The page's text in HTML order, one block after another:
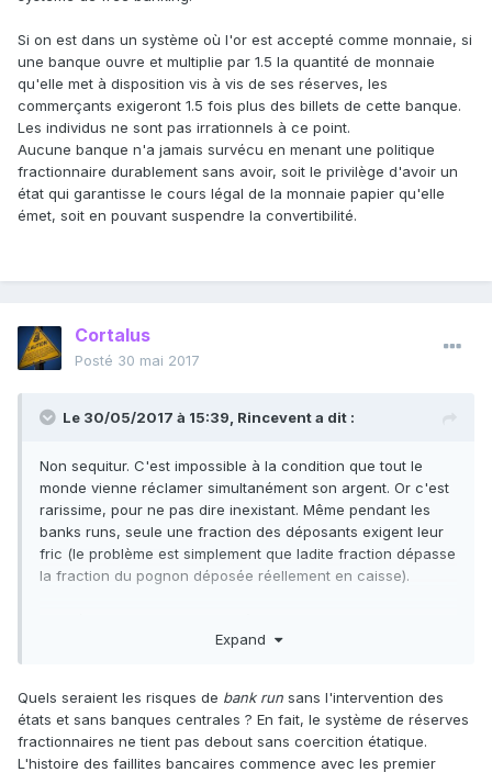
Si on est dans un système où l'or est accepté comme monnaie, si
une banque ouvre et multiplie par 1.5 la quantité de monnaie
qu'elle met à disposition vis à vis de ses réserves, les
commerçants exigeront 1.5 fois plus des billets de cette banque.
Les individus ne sont pas irrationnels à ce point.
Aucune banque n'a jamais survécu en menant une politique
fractionnaire durablement sans avoir, soit le privilège d'avoir un
état qui garantisse le cours légal de la monnaie papier qu'elle
émet, soit en pouvant suspendre la convertibilité.
Cortalus
Posté 30 mai 2017
Le 30/05/2017 à 15:39, Rinceventa dit :
Non sequitur. C'est impossible à la condition que tout le
monde vienne réclamer simultanément son argent. Or c'est
rarissime, pour ne pas dire inexistant. Même pendant les
banks runs, seule une fraction des déposants exigent leur
fric (le problème est simplement que ladite fraction dépasse
la fraction du pognon déposée réellement en caisse).
responsable sont tout à fait viables : les banques gardent
banque unique, elle peut faire appel à des prêts de plus ou
moins long terme octroyés par ses consoeurs.
Expand
Quels seraient les risques de bank run sans l'intervention des
états et sans banques centrales ? En fait, le système de réserves
fractionnaires ne tient pas debout sans coercition étatique.
L'histoire des faillites bancaires commence avec les premier